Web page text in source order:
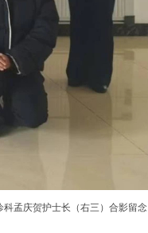
孟庆贺护士长（右三）合影留念